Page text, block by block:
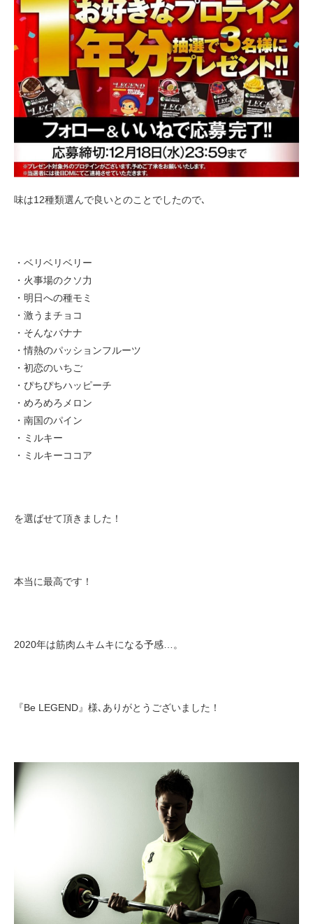
味は12種類選んで良いとのことでしたので､
・ベリベリベリー
・火事場のクソ力
・明日への種モミ
・激うまチョコ
・そんなバナナ
・情熱のパッションフルーツ
・初恋のいちご
・ぴちぴちハッピーチ
・めろめろメロン
・南国のパイン
・ミルキー
・ミルキーココア
を選ばせて頂きました！
本当に最高です！
2020年は筋肉ムキムキになる予感…。
『Be LEGEND』様､ありがとうございました！